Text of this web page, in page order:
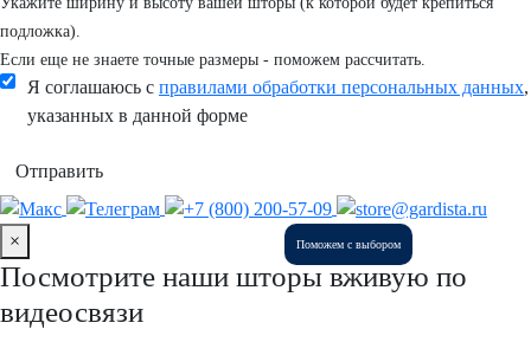
подложка).
Если еще не знаете точные размеры - поможем рассчитать.
Я соглашаюсь с правилами обработки персональных данных,
указанных в данной форме
Отправить
Поможем с выбором
×
Посмотрите наши шторы вживую по
видеосвязи